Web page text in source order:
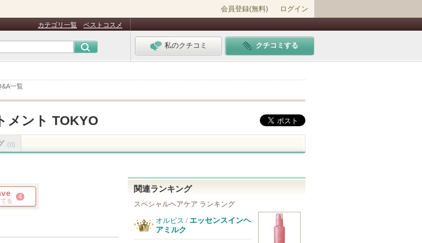
一覧
会員登録(無料) ログイン
カテゴリ一覧 ベストコスメ
私のクチコミ クチコミする
メント TOKYO
(0)
る
4
関連ランキング
スペシャルヘアケア ランキング
オルビス / エッセンスインヘ
アミルク